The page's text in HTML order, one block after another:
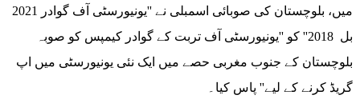
2021 میں، بلوچستان کی صوبائی اسمبلی نے ''یونیورسٹی آف گوادر
بل 2018'' کو ''یونیورسٹی آف تربت کے گوادر کیمپس کو صوبہ
بلوچستان کے جنوب مغربی حصے میں ایک نئی یونیورسٹی میں اپ
گریڈ کرنے کے لیے'' پاس کیا۔